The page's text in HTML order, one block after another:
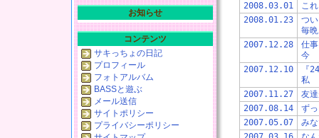
2008.03.01
こ
2008.01.23
つ
毎晩
2007.12.28
仕
今
2007.12.10
『
私
2007.11.27
友
2007.08.14
ず
2007.05.07
み
お知らせ
コンテンツ
サキっちょの日記
プロフィール
フォトアルバム
BASSと遊ぶ
メール送信
サイトポリシー
プライバシーポリシー